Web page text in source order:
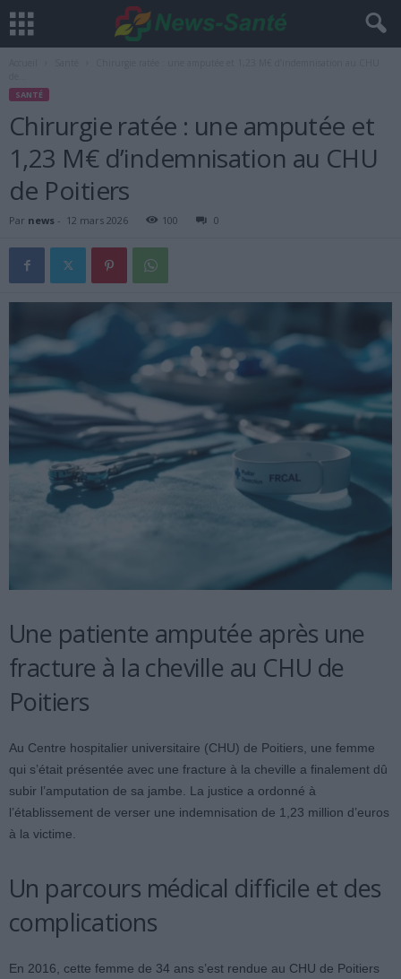
SANTÉ
Chirurgie ratée : une amputée et
1,23 M€ d’indemnisation au CHU
de Poitiers
Par news - 12 mars 2026 100 0
Une patiente amputée après une
fracture à la cheville au CHU de
Poitiers
Au Centre hospitalier universitaire (CHU) de Poitiers, une femme
qui s’était présentée avec une fracture à la cheville a finalement dû
subir l’amputation de sa jambe. La justice a ordonné à
l’établissement de verser une indemnisation de 1,23 million d’euros
à la victime.
Un parcours médical difficile et des
complications
En 2016, cette femme de 34 ans s’est rendue au CHU de Poitiers